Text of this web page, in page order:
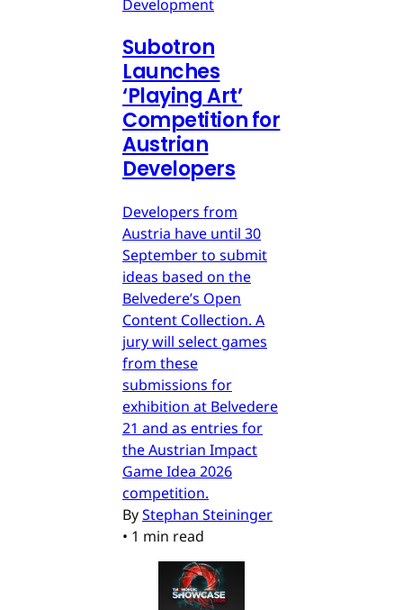
Development
Subotron
Launches
‘Playing Art’
Competition for
Austrian
Developers
Developers from
Austria have until 30
September to submit
ideas based on the
Belvedere’s Open
Content Collection. A
jury will select games
from these
submissions for
exhibition at Belvedere
21 and as entries for
the Austrian Impact
Game Idea 2026
competition.
ByStephan Steininger
• 1 min read